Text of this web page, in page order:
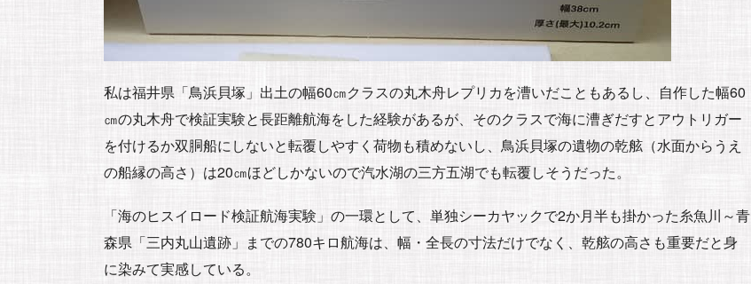
私は福井県「鳥浜貝塚」出土の幅60㎝クラスの丸木舟レプリカを漕いだこともあるし、自作した幅60
㎝の丸木舟で検証実験と長距離航海をした経験があるが、そのクラスで海に漕ぎだすとアウトリガー
を付けるか双胴船にしないと転覆しやすく荷物も積めないし、鳥浜貝塚の遺物の乾舷（水面からうえ
の船縁の高さ）は20㎝ほどしかないので汽水湖の三方五湖でも転覆しそうだった。
「海のヒスイロード検証航海実験」の一環として、単独シーカヤックで2か月半も掛かった糸魚川～青
森県「三内丸山遺跡」までの780キロ航海は、幅・全長の寸法だけでなく、乾舷の高さも重要だと身
に染みて実感している。